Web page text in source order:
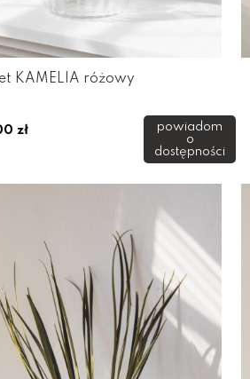
KAMELIA różowy
zł
powiadom
o
dostępności